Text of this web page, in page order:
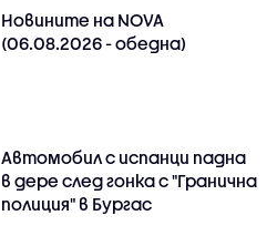
Новините на NOVA
(06.08.2026 - обедна)
Автомобил с испанци падна
в дере след гонка с "Гранична
полиция" в Бургас